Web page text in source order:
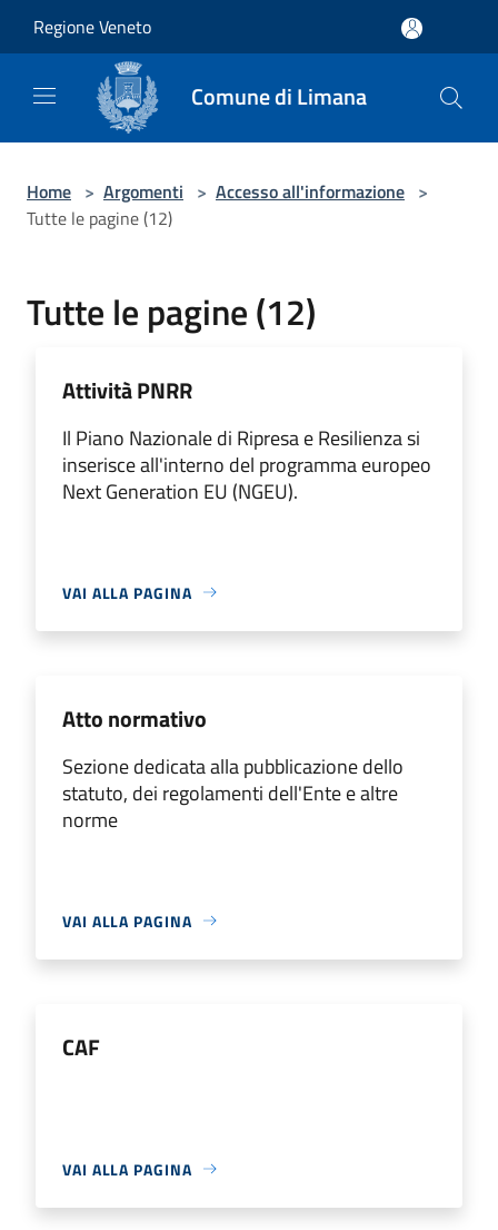
Regione Veneto
Comune di Limana
Home > Argomenti > Accesso all'informazione >
Tutte le pagine (12)
Tutte le pagine (12)
Attività PNRR
Il Piano Nazionale di Ripresa e Resilienza si
inserisce all'interno del programma europeo
Next Generation EU (NGEU).
VAI ALLA PAGINA
Atto normativo
Sezione dedicata alla pubblicazione dello
statuto, dei regolamenti dell'Ente e altre
norme
VAI ALLA PAGINA
CAF
VAI ALLA PAGINA